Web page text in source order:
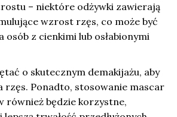
– niektóre odżywki zawierają
wzrost rzęs, co może być
osób z cienkimi lub osłabionymi
o skutecznym demakijażu, aby
rzęs. Ponadto, stosowanie mascar
również będzie korzystne,